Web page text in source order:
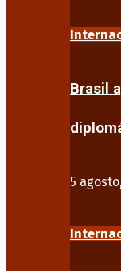
Brasil
5